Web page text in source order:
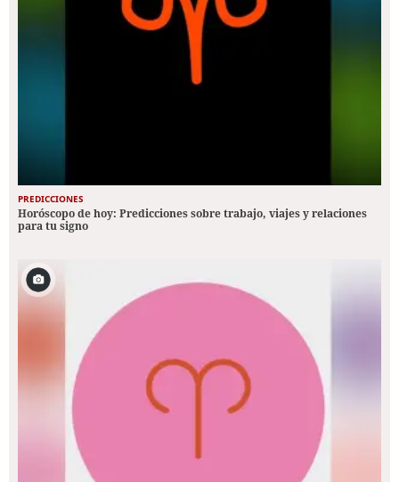
PREDICCIONES
Horóscopo de hoy: Predicciones sobre trabajo, viajes y relaciones
para tu signo